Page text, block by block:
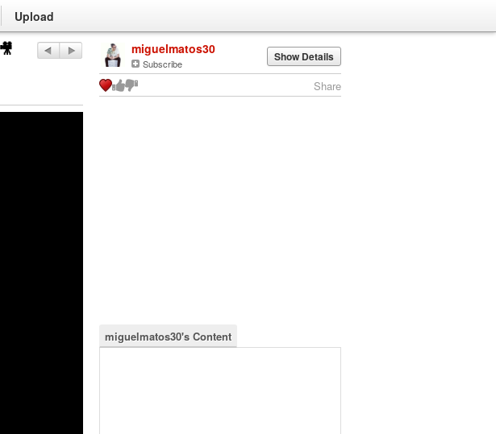
Upload
miguelmatos30
Subscribe Show Details
Share
miguelmatos30's Content